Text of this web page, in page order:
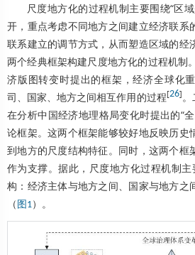
尺度地方化的过程机制主要围绕“区
开，重点考虑不同地方之间建立经济联系
联系建立的调节方式，从而塑造区域的经
两个经典框架构建尺度地方化的过程机制
济版图转变时提出的框架，经济全球化
司、国家、地方之间相互作用的过程[26]
在分析中国经济地理格局变化时提出的“
论框架。这两个框架能够较好地反映历史
到地方的尺度结构特征。同时，这两个框
作为支撑。据此，尺度地方化过程机制
构：经济主体与地方之间、国家与地方之
（ 图1）。